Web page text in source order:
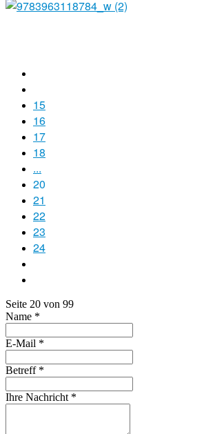
15
16
17
18
...
20
21
22
23
24
Seite 20 von 99
Name *
E-Mail *
Betreff *
Ihre Nachricht *